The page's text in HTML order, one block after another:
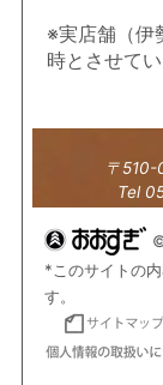
※実店舗（伊
時とさせて
〒
Tel
*このサイトの
す。